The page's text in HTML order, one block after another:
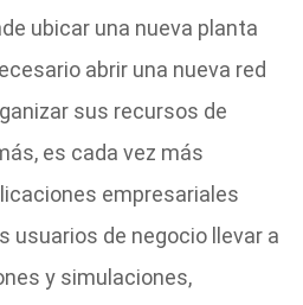
ubicar una nueva planta
abrir una nueva red
sus recursos de
es cada vez más
empresariales
usuarios de negocio llevar a
y simulaciones,